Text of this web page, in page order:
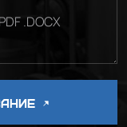
.DOCX